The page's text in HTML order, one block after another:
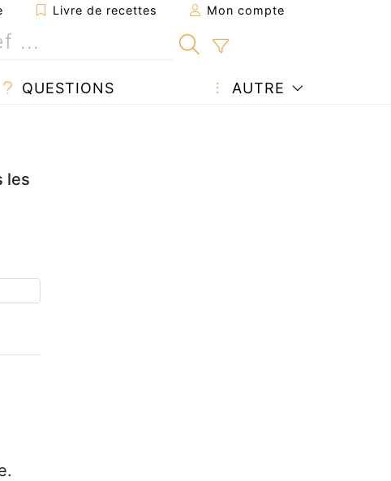
Livre de recettes Mon compte
QUESTIONS AUTRE
les